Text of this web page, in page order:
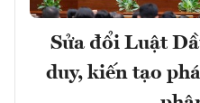
Sửa đổi Luật
duy, kiến tạo